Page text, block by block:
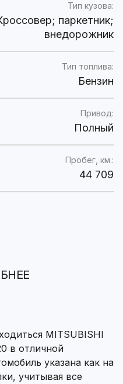
Тип кузова:
паркетник;
внедорожник
Тип топлива:
Бензин
Привод:
Полный
Пробег, км.:
44 709
MITSUBISHI
в отличной
указана как на
учитывая все